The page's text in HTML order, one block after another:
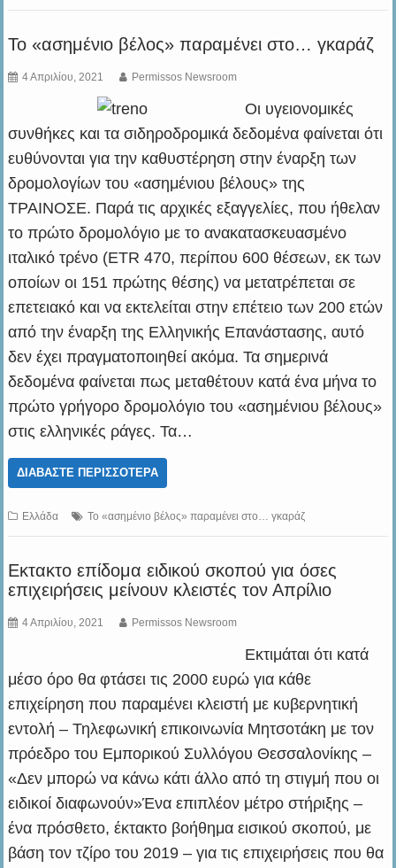
Το «ασημένιο βέλος» παραμένει στο… γκαράζ
4 Απριλίου, 2021 Permissos Newsroom
Οι υγειονομικές
συνθήκες και τα σιδηροδρομικά δεδομένα φαίνεται ότι
ευθύνονται για την καθυστέρηση στην έναρξη των
δρομολογίων του «ασημένιου βέλους» της
ΤΡΑΙΝΟΣΕ. Παρά τις αρχικές εξαγγελίες, που ήθελαν
το πρώτο δρομολόγιο με το ανακατασκευασμένο
ιταλικό τρένο (ETR 470, περίπου 600 θέσεων, εκ των
οποίων οι 151 πρώτης θέσης) να μετατρέπεται σε
επετειακό και να εκτελείται στην επέτειο των 200 ετών
από την έναρξη της Ελληνικής Επανάστασης, αυτό
δεν έχει πραγματοποιηθεί ακόμα. Τα σημερινά
δεδομένα φαίνεται πως μεταθέτουν κατά ένα μήνα το
πρώτο γρήγορο δρομολόγιο του «ασημένιου βέλους»
στις ελληνικές ράγες. Τα…
ΔΙΑΒΆΣΤΕ ΠΕΡΙΣΣΌΤΕΡΑ
Ελλάδα Το «ασημένιο βέλος» παραμένει στο… γκαράζ
Εκτακτο επίδομα ειδικού σκοπού για όσες
επιχειρήσεις μείνουν κλειστές τον Απρίλιο
4 Απριλίου, 2021 Permissos Newsroom
Εκτιμάται ότι κατά
μέσο όρο θα φτάσει τις 2000 ευρώ για κάθε
επιχείρηση που παραμένει κλειστή με κυβερνητική
εντολή – Τηλεφωνική επικοινωνία Μητσοτάκη με τον
πρόεδρο του Εμπορικού Συλλόγου Θεσσαλονίκης –
«Δεν μπορώ να κάνω κάτι άλλο από τη στιγμή που οι
ειδικοί διαφωνούν»Ένα επιπλέον μέτρο στήριξης –
ένα πρόσθετο, έκτακτο βοήθημα εισικού σκοπού, με
βάση τον τζίρο του 2019 – για τις επιχειρήσεις που θα